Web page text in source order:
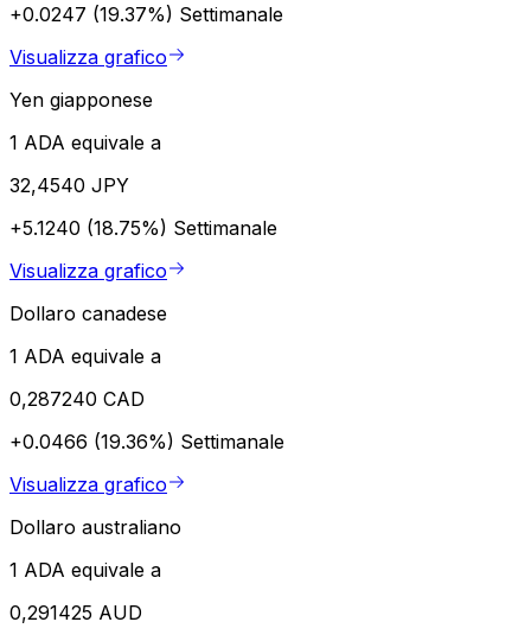
+0.0247 (19.37%) Settimanale
Visualizza grafico
Yen giapponese
1 ADA equivale a
32,4540 JPY
+5.1240 (18.75%) Settimanale
Visualizza grafico
Dollaro canadese
1 ADA equivale a
0,287240 CAD
+0.0466 (19.36%) Settimanale
Visualizza grafico
Dollaro australiano
1 ADA equivale a
0,291425 AUD